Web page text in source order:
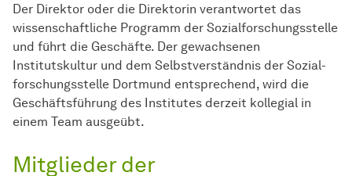
Der Direktor oder die Direktorin verantwortet das
wissenschaftliche Programm der Sozial­forschungs­stelle
und führt die Geschäfte. Der gewachsenen
Institutskultur und dem Selbstverständnis der Sozial­
forschungs­stelle Dortmund entsprechend, wird die
Geschäftsführung des Institutes derzeit kollegial in
einem Team ausgeübt.
Mitglieder der